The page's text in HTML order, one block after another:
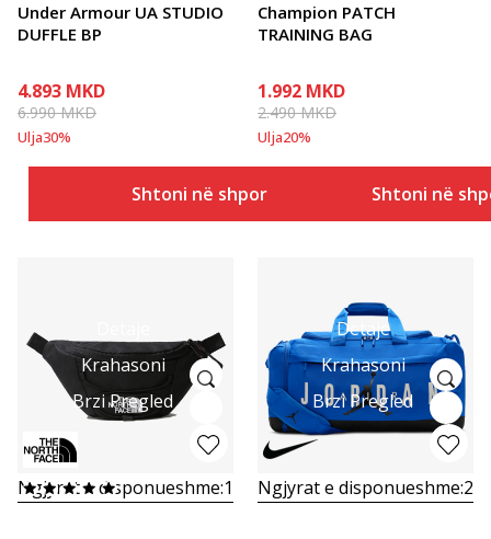
Under Armour UA STUDIO
DUFFLE BP
4.893 MKD
6.990MKD
Ulja30%
Shtoni në shportë
Champion PATCH
TRAINING BAG
1.992 MKD
2.490MKD
Ulja20%
Shtoni në
Krahasoni
Brzi Pregled
Ngjyrat e disponueshme:1
Detaje
Krahasoni
Brzi Pregled
Ngjyrat e disponueshme:2